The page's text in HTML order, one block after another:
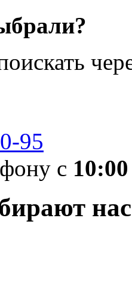
95
с 10:00
нас